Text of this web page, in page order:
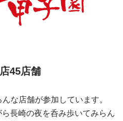
45店舗
な店舗が参加しています。
長崎の夜を呑み歩いてみらん